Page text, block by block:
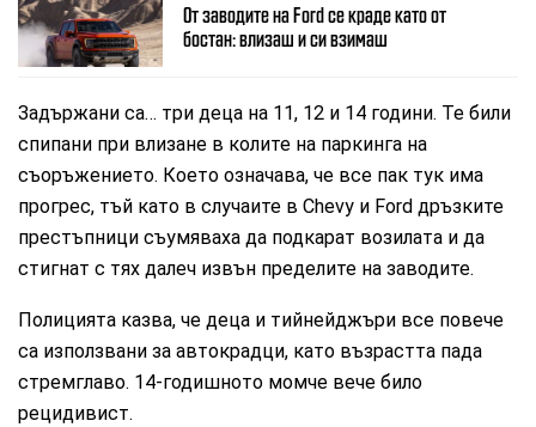
От заводите на Ford се краде като от
бостан: влизаш и си взимаш
Задържани са… три деца на 11, 12 и 14 години. Те били
спипани при влизане в колите на паркинга на
съоръжението. Което означава, че все пак тук има
прогрес, тъй като в случаите в Chevy и Ford дръзките
престъпници съумяваха да подкарат возилата и да
стигнат с тях далеч извън пределите на заводите.
Полицията казва, че деца и тийнейджъри все повече
са използвани за автокрадци, като възрастта пада
стремглаво. 14-годишното момче вече било
рецидивист.